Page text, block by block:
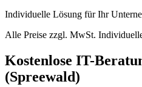
Individuelle Lösung für Ihr
Alle Preise zzgl. MwSt.
Kostenlose IT-
(Spreewald)